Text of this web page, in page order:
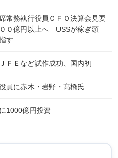
常務執行役員ＣＦＯ決算会見要
０億円以上へ USSが稼ぎ頭
す
ＦＥなど試作成功、国内初
員に赤木・岩野・髙橋氏
1000億円投資